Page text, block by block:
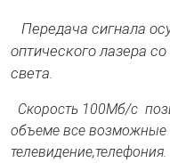
Передача сигнала
оптического лазера
света.
Скорость 100Мб/с
объеме все возможные
телевидение,телефония.